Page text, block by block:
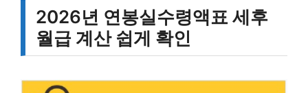
2026년 연봉실수령액표 세후
월급 계산 쉽게 확인